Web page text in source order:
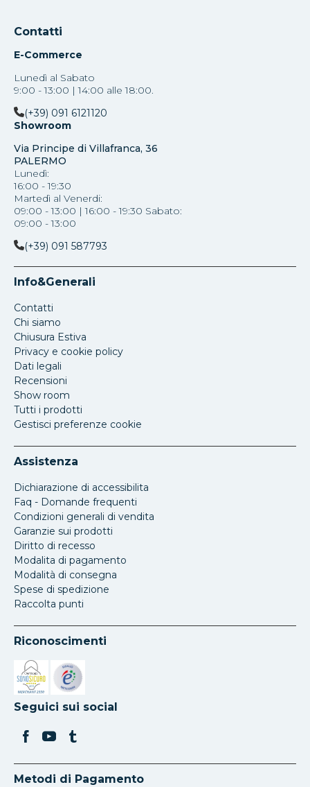
Contatti
E-Commerce
Lunedì al Sabato
9:00 - 13:00 | 14:00 alle 18:00.
(+39) 091 6121120
Showroom
Via Principe di Villafranca, 36
PALERMO
Lunedì:
16:00 - 19:30
Martedì al Venerdi:
09:00 - 13:00 | 16:00 - 19:30 Sabato:
09:00 - 13:00
(+39) 091 587793
Info&Generali
Contatti
Chi siamo
Chiusura Estiva
Privacy e cookie policy
Dati legali
Recensioni
Show room
Tutti i prodotti
Gestisci preferenze cookie
Assistenza
Dichiarazione di accessibilita
Faq - Domande frequenti
Condizioni generali di vendita
Garanzie sui prodotti
Diritto di recesso
Modalita di pagamento
Modalità di consegna
Spese di spedizione
Raccolta punti
Riconoscimenti
Si apre in una nuova scheda
Si apre in una nuova scheda
Seguici sui social
Metodi di Pagamento